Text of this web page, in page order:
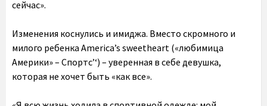
сейчас».
Изменения коснулись и имиджа. Вместо скромного и
милого ребенка America’s sweetheart («любимица
Америки» – Спортс’‘) – уверенная в себе девушка,
которая не хочет быть «как все».